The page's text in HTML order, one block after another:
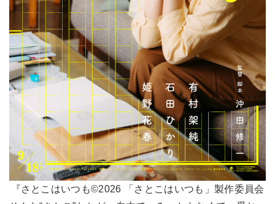
『さとこはいつも©2026 「さとこはいつも」製作委員会